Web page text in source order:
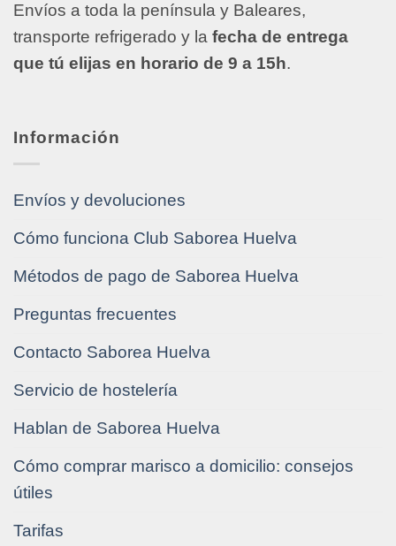
Envíos a toda la península y Baleares,
transporte refrigerado y la fecha de entrega
que tú elijas en horario de 9 a 15h.
Información
Envíos y devoluciones
Cómo funciona Club Saborea Huelva
Métodos de pago de Saborea Huelva
Preguntas frecuentes
Contacto Saborea Huelva
Servicio de hostelería
Hablan de Saborea Huelva
Cómo comprar marisco a domicilio: consejos
útiles
Tarifas